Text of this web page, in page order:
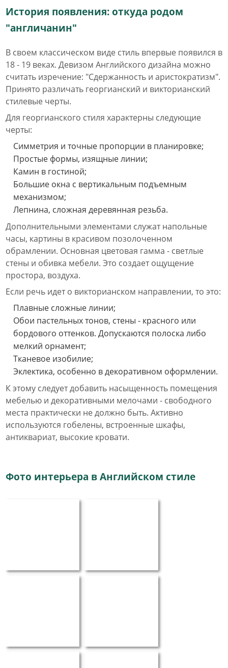
История появления: откуда родом
"англичанин"
В своем классическом виде стиль впервые появился в
18 - 19 веках. Девизом Английского дизайна можно
считать изречение: "Сдержанность и аристократизм".
Принято различать георгианский и викторианский
стилевые черты.
Для георгианского стиля характерны следующие
черты:
Симметрия и точные пропорции в планировке;
Простые формы, изящные линии;
Камин в гостиной;
Большие окна с вертикальным подъемным
механизмом;
Лепнина, сложная деревянная резьба.
Дополнительными элементами служат напольные
часы, картины в красивом позолоченном
обрамлении. Основная цветовая гамма - светлые
стены и обивка мебели. Это создает ощущение
простора, воздуха.
Если речь идет о викторианском направлении, то это:
Плавные сложные линии;
Обои пастельных тонов, стены - красного или
бордового оттенков. Допускаются полоска либо
мелкий орнамент;
Тканевое изобилие;
Эклектика, особенно в декоративном оформлении.
К этому следует добавить насыщенность помещения
мебелью и декоративными мелочами - свободного
места практически не должно быть. Активно
используются гобелены, встроенные шкафы,
антиквариат, высокие кровати.
Фото интерьера в Английском стиле